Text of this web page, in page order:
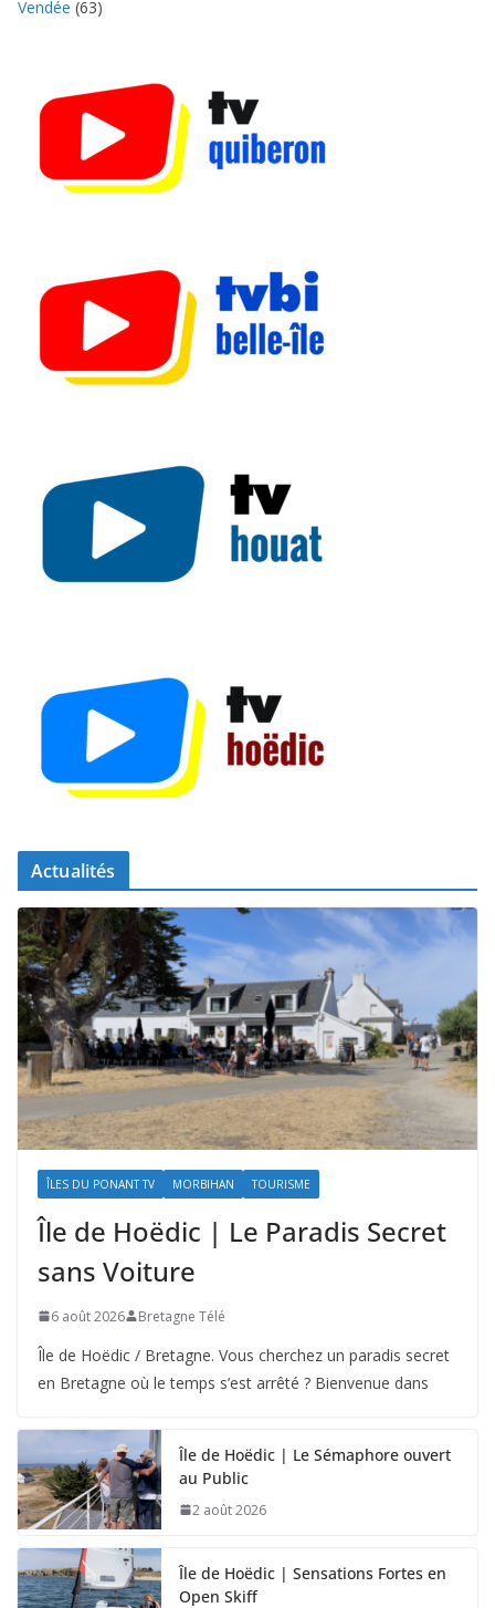
Vendée (63)
Actualités
ÎLES DU PONANT TV MORBIHAN TOURISME
Île de Hoëdic | Le Paradis Secret
sans Voiture
6 août 2026 Bretagne Télé
Île de Hoëdic / Bretagne. Vous cherchez un paradis secret
en Bretagne où le temps s’est arrêté ? Bienvenue dans
Île de Hoëdic | Le Sémaphore ouvert
au Public
2 août 2026
Île de Hoëdic | Sensations Fortes en
Open Skiff